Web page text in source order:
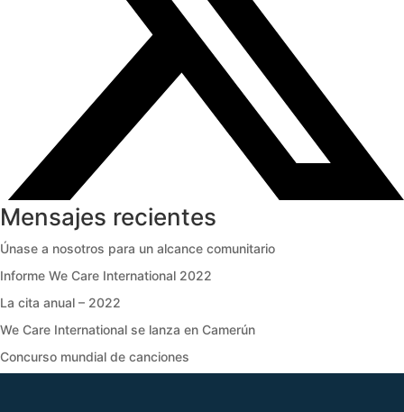
Mensajes recientes
Únase a nosotros para un alcance comunitario
Informe We Care International 2022
La cita anual – 2022
We Care International se lanza en Camerún
Concurso mundial de canciones